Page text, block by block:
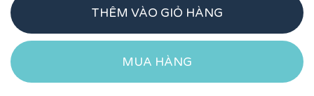
THÊM VÀO GIỎ HÀNG
MUA HÀNG